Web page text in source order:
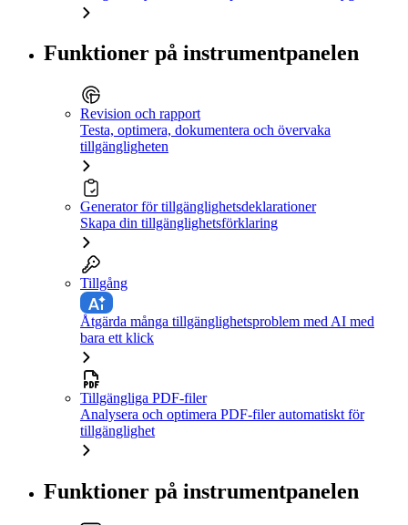
Funktioner på instrumentpanelen
Revision och rapport
Testa, optimera, dokumentera och övervaka
tillgängligheten
Generator för tillgänglighetsdeklarationer
Skapa din tillgänglighetsförklaring
Tillgång
Åtgärda många tillgänglighetsproblem med AI med
bara ett klick
Tillgängliga PDF-filer
Analysera och optimera PDF-filer automatiskt för
tillgänglighet
Funktioner på instrumentpanelen